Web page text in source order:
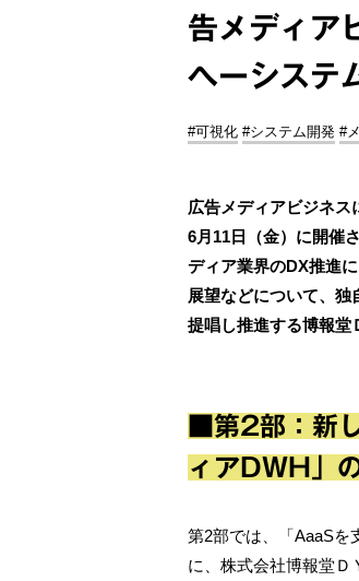
告メディ
へーシステ
#可視化 #システム開発 #
広告メディアビジネス
6月11日（金）に開催
ディア業界のDX推進
展望などについて、
提唱し推進する博報堂
■第2部：新
ィアDWH」
第2部では、「AaaSを
に、株式会社博報堂Ｄ